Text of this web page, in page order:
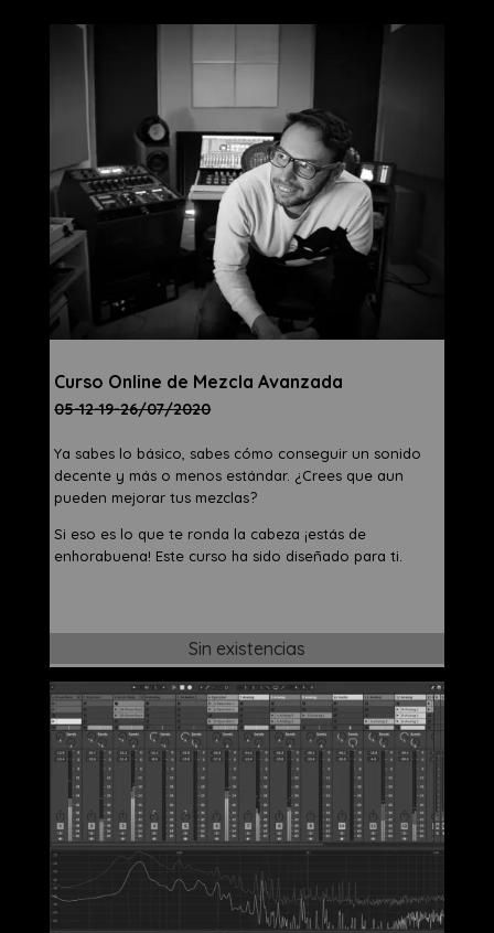
Curso Online de Mezcla Avanzada
05-12-19-26/07/2020
Ya sabes lo básico, sabes cómo conseguir un sonido
decente y más o menos estándar. ¿Crees que aun
pueden mejorar tus mezclas?
Si eso es lo que te ronda la cabeza ¡estás de
enhorabuena! Este curso ha sido diseñado para ti.
Sin existencias